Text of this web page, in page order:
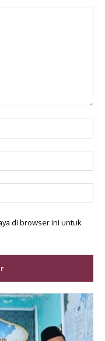
di browser ini untuk